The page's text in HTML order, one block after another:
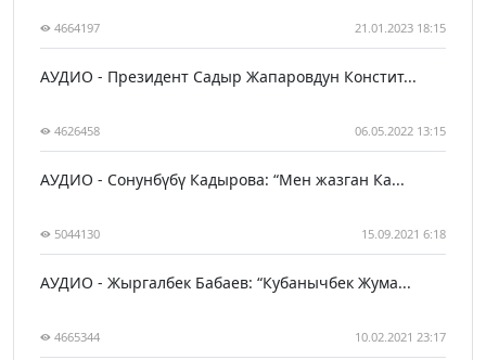
4664197 21.01.2023 18:15
АУДИО - Президент Садыр Жапаровдун Констит...
4626458 06.05.2022 13:15
АУДИО - Сонунбүбү Кадырова: “Мен жазган Ка...
5044130 15.09.2021 6:18
АУДИО - Жыргалбек Бабаев: “Кубанычбек Жума...
4665344 10.02.2021 23:17